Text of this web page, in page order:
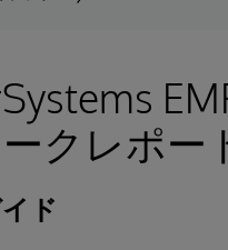
クレポー
ド